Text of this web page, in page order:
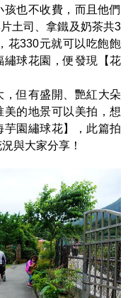
也不收費，而且他們
土司、拿鐵及奶茶共3
花330元就可以吃飽飽
球花園，便發現【花
，但有盛開、艷紅大朵
的地景可以美拍，想
園繡球花】，此篇拍
與大家分享！